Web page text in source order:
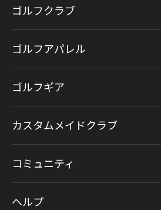
ゴルフクラブ
ゴルフアパレル
ゴルフギア
カスタムメイドクラブ
コミュニティ
ヘルプ